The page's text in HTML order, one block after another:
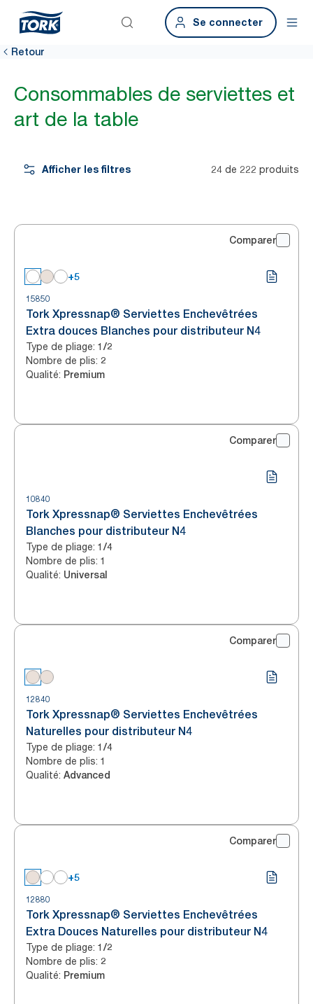
Se connecter
Retour
Consommables de serviettes et
art de la table
Afficher les filtres 24 de 222 produits
Comparer
+5
15850
Tork Xpressnap® Serviettes Enchevêtrées
Extra douces Blanches pour distributeur N4
Type de pliage: 1/2
Nombre de plis: 2
Qualité: Premium
Comparer
10840
Tork Xpressnap® Serviettes Enchevêtrées
Blanches pour distributeur N4
Type de pliage: 1/4
Nombre de plis: 1
Qualité: Universal
Comparer
12840
Tork Xpressnap® Serviettes Enchevêtrées
Naturelles pour distributeur N4
Type de pliage: 1/4
Nombre de plis: 1
Qualité: Advanced
Comparer
+5
12880
Tork Xpressnap® Serviettes Enchevêtrées
Extra Douces Naturelles pour distributeur N4
Type de pliage: 1/2
Nombre de plis: 2
Qualité: Premium